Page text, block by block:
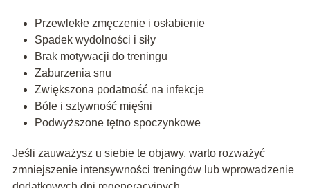
Przewlekłe zmęczenie i osłabienie
Spadek wydolności i siły
Brak motywacji do treningu
Zaburzenia snu
Zwiększona podatność na infekcje
Bóle i sztywność mięśni
Podwyższone tętno spoczynkowe
Jeśli zauważysz u siebie te objawy, warto rozważyć
zmniejszenie intensywności treningów lub wprowadzenie